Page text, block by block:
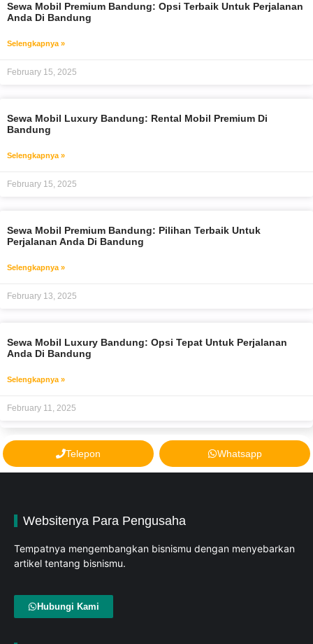
Sewa Mobil Premium Bandung: Opsi Terbaik Untuk Perjalanan
Anda Di Bandung
Selengkapnya »
February 15, 2025
Sewa Mobil Luxury Bandung: Rental Mobil Premium Di
Bandung
Selengkapnya »
February 15, 2025
Sewa Mobil Premium Bandung: Pilihan Terbaik Untuk
Perjalanan Anda Di Bandung
Selengkapnya »
February 13, 2025
Sewa Mobil Luxury Bandung: Opsi Tepat Untuk Perjalanan
Anda Di Bandung
Selengkapnya »
February 11, 2025
Telepon Whatsapp
Websitenya Para Pengusaha
Tempatnya mengembangkan bisnismu dengan menyebarkan
artikel tentang bisnismu.
Hubungi Kami